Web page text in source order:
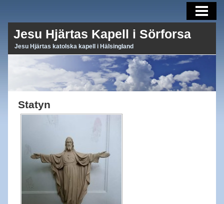
MÄSSTIDER
OM OSS
FOTOGALLERI
Jesu Hjärtas Kapell i Sörforsa
Jesu Hjärtas katolska kapell i Hälsingland
Statyn